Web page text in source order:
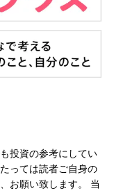
投資の参考にしてい
っては読者ご自身の
お願い致します。 当